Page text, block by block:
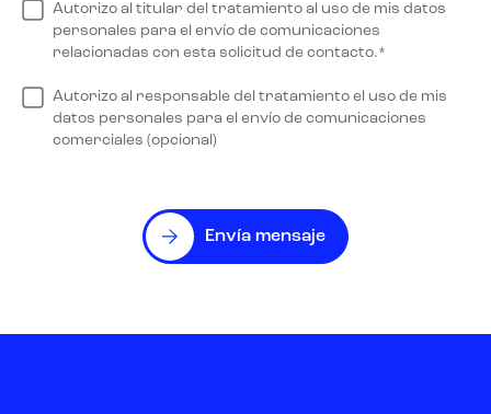
Autorizo al titular del tratamiento al uso de mis datos
personales para el envío de comunicaciones
relacionadas con esta solicitud de contacto.*
Autorizo al responsable del tratamiento el uso de mis
datos personales para el envío de comunicaciones
comerciales (opcional)
Envía mensaje